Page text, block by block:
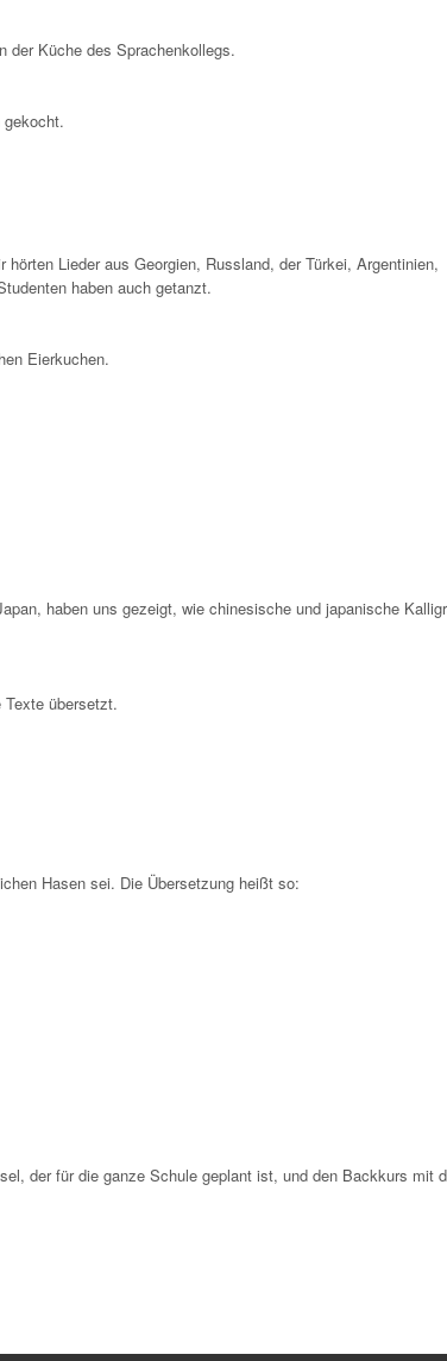
der Küche des Sprachenkollegs.
Lieder aus Georgien, Russland, der Türkei, Argentinien,
haben auch getanzt.
Eierkuchen.
haben uns gezeigt, wie chinesische und japanische
übersetzt.
Hasen sei. Die Übersetzung heißt so:
der für die ganze Schule geplant ist, und den Backkurs mit